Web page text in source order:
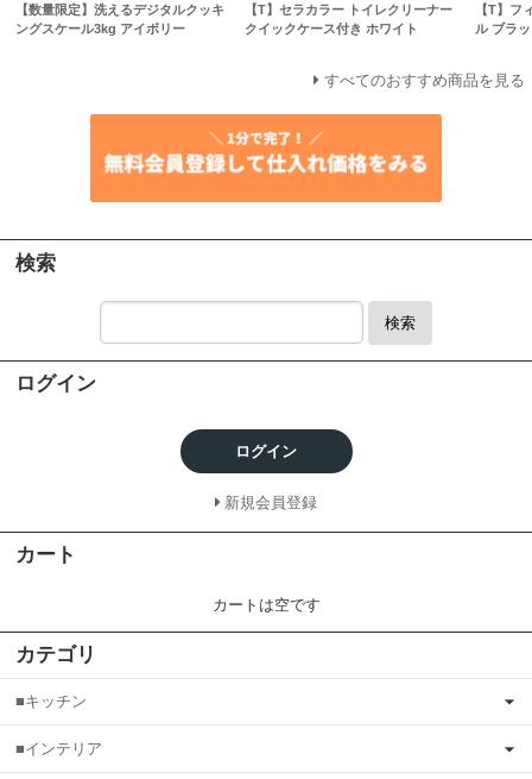
【数量限定】洗えるデジタルクッキ
ングスケール3kg アイボリー
【T】セラカラー トイレクリーナー
クイックケース付き ホワイト
【T】フ
ル ブラ
すべてのおすすめ商品を見る
検索
検索
ログイン
ログイン
新規会員登録
カート
カートは空です
カテゴリ
■キッチン
■インテリア